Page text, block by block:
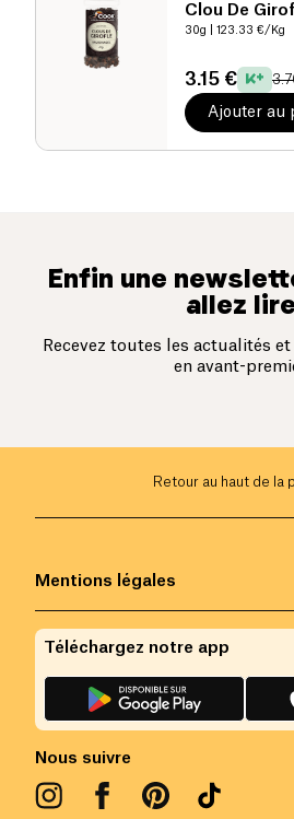
Clou De
30g | 123.33 €/Kg
3.15 €
Ajouter au
Enfin une
allez
Recevez toutes les actualités
en avant-
Retour au haut de la
Mentions légales
Nous suivre
Téléchargez notre app